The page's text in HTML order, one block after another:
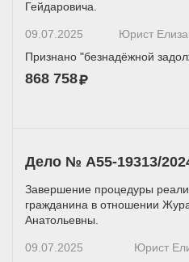
Гейдаровича.
09.07.2025 Юрист
Признано "безнадёжной
868 758
Дело № А55-19313/
Завершение процедуры
гражданина в отношении
Анатольевны.
09.07.2025 Юрист